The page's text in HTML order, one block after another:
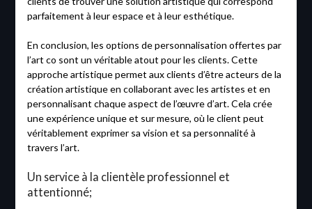
parfaitement à leur espace et à leur esthétique.
En conclusion, les options de personnalisation offertes par
l’art co sont un véritable atout pour les clients. Cette
approche artistique permet aux clients d’être acteurs de la
création artistique en collaborant avec les artistes et en
personnalisant chaque aspect de l’œuvre d’art. Cela crée
une expérience unique et sur mesure, où le client peut
véritablement exprimer sa vision et sa personnalité à
travers l’art.
Un service à la clientèle professionnel et
attentionné;